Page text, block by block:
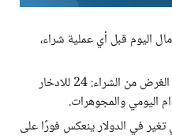
اليوم قبل أي عملية شراء،
قارن بين العيارات المختلفة وفق الغرض من الشراء: 24 للادخار
في الدولار ينعكس فورًا على